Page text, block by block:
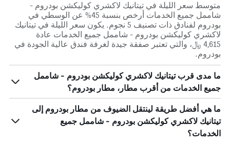
متوسط سعر الليلة في تيتانيك لاكشري كوليكشن بودروم -
شاممل جميع الخدمات أرخص بنسبة 45% عن الوسطي في
بودروم لفنادق ذات تصنيف 5 نجوم. يكون سعر الليلة في تيتانيك
لاكشري كوليكشن بودروم - شاممل جميع الخدمات عادة
4,615 ﷼، والتي تعتبر صفقة جيدة لغرفة فندق عالية الجودة في
بودروم.
ما مدى قرب تيتانيك لاكشري كوليكشن بودروم - شاممل
جميع الخدمات من أقرب مطار، مطار بودروم؟
ما هي أفضل طريقة لينتقل الضيوف من مطار بودروم إلى
تيتانيك لاكشري كوليكشن بودروم - شاممل جميع
الخدمات؟